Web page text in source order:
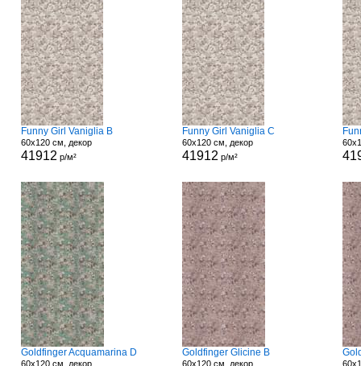
Funny Girl Vaniglia B
60x120 см, декор
41912 р/м²
Funny Girl Vaniglia C
60x120 см, декор
41912 р/м²
Goldfinger Acquamarina D
60x120 см, декор
Goldfinger Glicine B
60x120 см, декор